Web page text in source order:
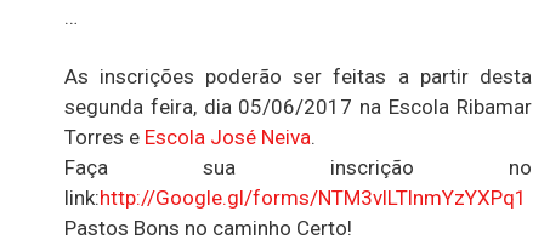
…
As inscrições poderão ser feitas a partir desta
segunda feira, dia 05/06/2017 na Escola Ribamar
Torres e Escola José Neiva.
Faça sua inscrição no
link:http://Google.gl/forms/NTM3vlLTlnmYzYXPq1
Pastos Bons no caminho Certo!